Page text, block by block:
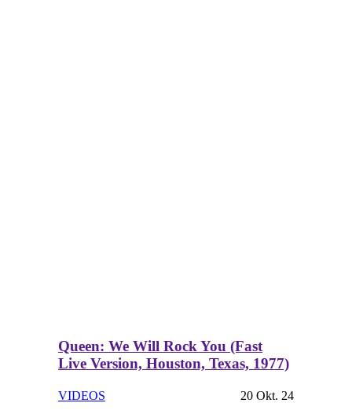
Queen: We Will Rock You (Fast
Live Version, Houston, Texas, 1977)
VIDEOS 20 Okt. 24